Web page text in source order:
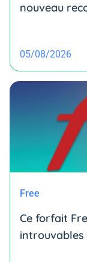
nouveau
05/08/2026
Free
Ce forfait
introuvables